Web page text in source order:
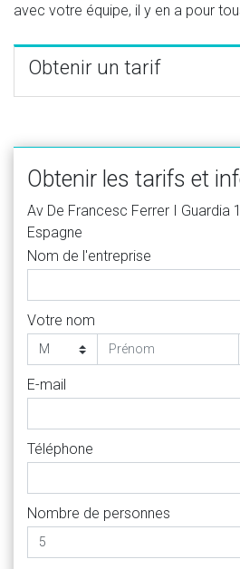
avec votre équipe, il y en a pour
Obtenir un tarif
Obtenir les tarifs et
Av De Francesc Ferrer I Guardia
Espagne
Nom de l'entreprise
Votre nom
E-mail
Téléphone
Nombre de personnes